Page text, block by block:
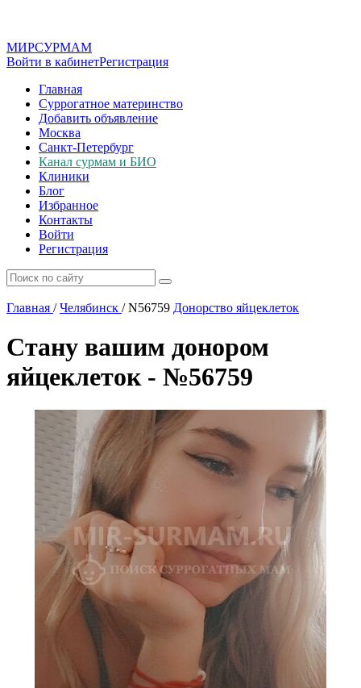
МИРСУРМАМ
Войти в кабинетРегистрация
Главная
Суррогатное материнство
Добавить объявление
Москва
Санкт-Петербург
Канал сурмам и БИО
Клиники
Блог
Избранное
Контакты
Войти
Регистрация
Главная / Челябинск /N56759 Донорство яйцеклеток
Стану вашим донором
яйцеклеток - №56759